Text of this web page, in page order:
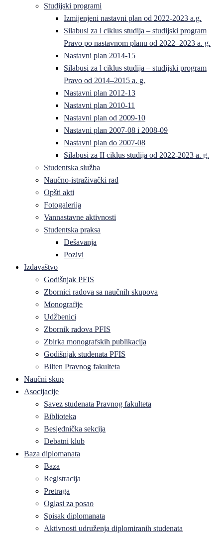
Studijski programi
Izmijenjeni nastavni plan od 2022-2023 a.g.
Silabusi za l ciklus studija – studijski program
Pravo po nastavnom planu od 2022–2023 a. g.
Nastavni plan 2014-15
Silabusi za l ciklus studija – studijski program
Pravo od 2014–2015 a. g.
Nastavni plan 2012-13
Nastavni plan 2010-11
Nastavni plan od 2009-10
Nastavni plan 2007-08 i 2008-09
Nastavni plan do 2007-08
Silabusi za II ciklus studija od 2022-2023 a. g.
Studentska služba
Naučno-istraživački rad
Opšti akti
Fotogalerija
Vannastavne aktivnosti
Studentska praksa
Dešavanja
Pozivi
Izdavaštvo
Godišnjak PFIS
Zbornici radova sa naučnih skupova
Monografije
Udžbenici
Zbornik radova PFIS
Zbirka monografskih publikacija
Godišnjak studenata PFIS
Bilten Pravnog fakulteta
Naučni skup
Asocijacije
Savez studenata Pravnog fakulteta
Biblioteka
Besjednička sekcija
Debatni klub
Baza diplomanata
Baza
Registracija
Pretraga
Oglasi za posao
Spisak diplomanata
Aktivnosti udruženja diplomiranih studenata